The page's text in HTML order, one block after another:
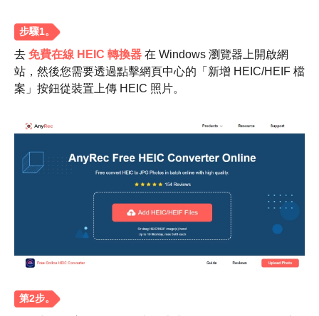
去 免費在線 HEIC 轉換器 在 Windows 瀏覽器上開啟網
站，然後您需要透過點擊網頁中心的「新增 HEIC/HEIF 檔
案」按鈕從裝置上傳 HEIC 照片。